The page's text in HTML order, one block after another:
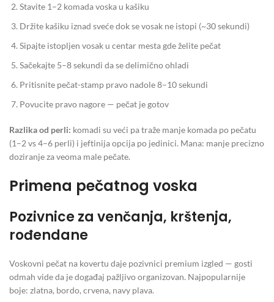
Stavite 1–2 komada voska u kašiku
Držite kašiku iznad sveće dok se vosak ne istopi (~30 sekundi)
Sipajte istopljen vosak u centar mesta gde želite pečat
Sačekajte 5–8 sekundi da se delimično ohladi
Pritisnite pečat-stamp pravo nadole 8–10 sekundi
Povucite pravo nagore — pečat je gotov
Razlika od perli: komadi su veći pa traže manje komada po pečatu
(1–2 vs 4–6 perli) i jeftinija opcija po jedinici. Mana: manje precizno
doziranje za veoma male pečate.
Primena pečatnog voska
Pozivnice za venčanja, krštenja,
rođendane
Voskovni pečat na kovertu daje pozivnici premium izgled — gosti
odmah vide da je događaj pažljivo organizovan. Najpopularnije
boje: zlatna, bordo, crvena, navy plava.